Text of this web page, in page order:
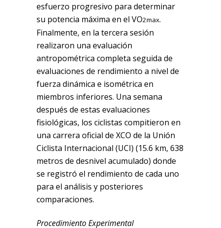
esfuerzo progresivo para determinar
su potencia máxima en el VO2max.
Finalmente, en la tercera sesión
realizaron una evaluación
antropométrica completa seguida de
evaluaciones de rendimiento a nivel de
fuerza dinámica e isométrica en
miembros inferiores. Una semana
después de estas evaluaciones
fisiológicas, los ciclistas compitieron en
una carrera oficial de XCO de la Unión
Ciclista Internacional (UCI) (15.6 km, 638
metros de desnivel acumulado) donde
se registró el rendimiento de cada uno
para el análisis y posteriores
comparaciones.
Procedimiento Experimental